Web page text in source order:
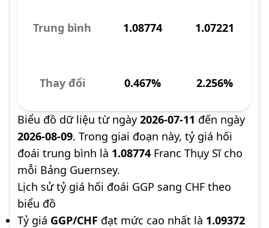
Trung bình 1.08774 1.07221
Thay đổi 0.467% 2.256%
Biểu đồ dữ liệu từ ngày 2026-07-11 đến ngày
2026-08-09. Trong giai đoạn này, tỷ giá hối
đoái trung bình là 1.08774 Franc Thụy Sĩ cho
mỗi Bảng Guernsey.
Lịch sử tỷ giá hối đoái GGP sang CHF theo
biểu đồ
Tỷ giá GGP/CHF đạt mức cao nhất là 1.09372